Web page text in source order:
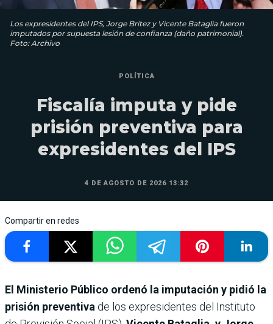
Los expresidentes del IPS, Jorge Brítez y Vicente Bataglia fueron
imputados por supuesta lesión de confianza (daño patrimonial).
Foto: Archivo
POLÍTICA
Fiscalía imputa y pide
prisión preventiva para
expresidentes del IPS
4 DE AGOSTO DE 2026 13:32
Compartir en redes
El Ministerio Público ordenó la imputación y pidió la
prisión preventiva de los expresidentes del Instituto